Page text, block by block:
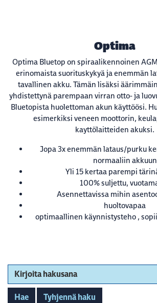
Optima
Optima Bluetop on spiraalikennoinen
erinomaista suorituskykyä ja enemmän
tavallinen akku. Tämän lisäksi
yhdistettynä parempaan virran otto- ja
Bluetopista huolettoman akun käyttöösi.
esimerkiksi veneen moottorin,
kayttölaitteiden akuksi.
Jopa 3x enemmän lataus/purku
normaaliin akkuun
Yli 15 kertaa parempi
100% suljettu,
Asennettavissa mihin
huoltovapaa
optimaallinen käynnistysteho ,
Kirjoita hakusana
Hae Tyhjennä haku